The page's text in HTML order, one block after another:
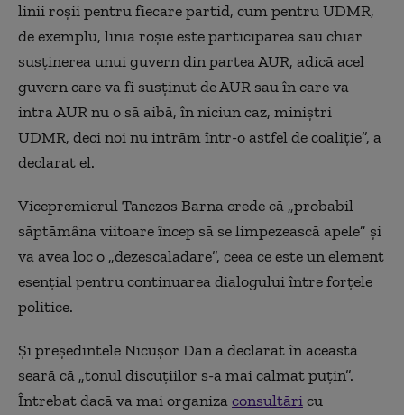
linii roşii pentru fiecare partid, cum pentru UDMR,
de exemplu, linia roşie este participarea sau chiar
susţinerea unui guvern din partea AUR, adică acel
guvern care va fi susţinut de AUR sau în care va
intra AUR nu o să aibă, în niciun caz, miniştri
UDMR, deci noi nu intrăm într-o astfel de coaliţie”, a
declarat el.
Vicepremierul Tanczos Barna crede că „probabil
săptămâna viitoare încep să se limpezească apele” şi
va avea loc o „dezescaladare”, ceea ce este un element
esenţial pentru continuarea dialogului între forţele
politice.
Și președintele Nicușor Dan a declarat în această
seară că „tonul discuţiilor s-a mai calmat puţin”.
Întrebat dacă va mai organizaconsultăricu